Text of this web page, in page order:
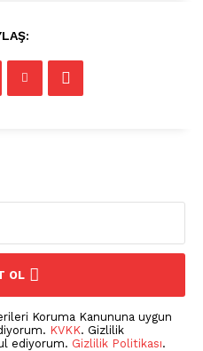
ÜYE OL
OL
Koruma Kanununa uygun
KVKK. Gizlilik
ediyorum. Gizlilik Politikası.